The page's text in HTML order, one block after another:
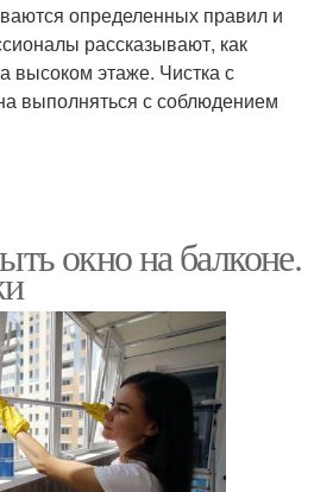
определенных правил и
рассказывают, как
высоком этаже. Чистка с
выполняться с соблюдением
окно на балконе.